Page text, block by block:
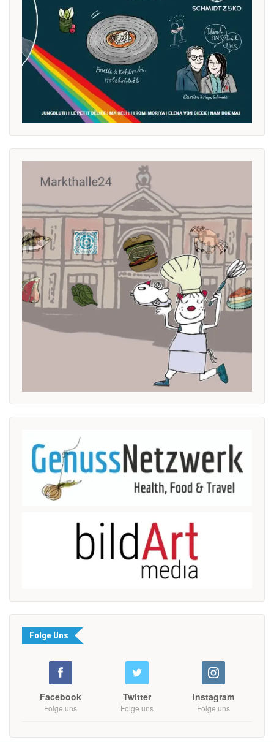
Folge Uns
Facebook
Folge uns
Twitter
Folge uns
Instagram
Folge uns